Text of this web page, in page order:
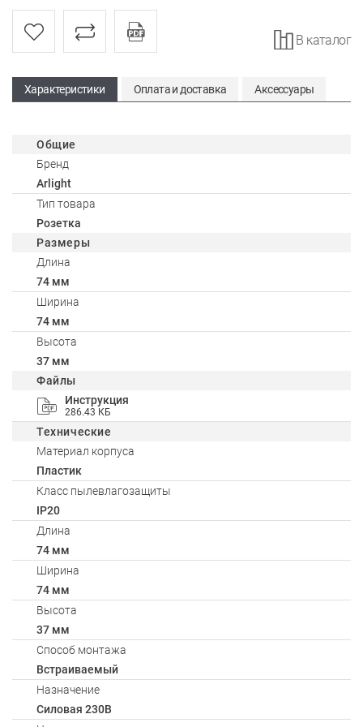
В каталог
Характеристики Оплата и доставка Аксессуары
Общие
Бренд
Arlight
Тип товара
Розетка
Размеры
Длина
74 мм
Ширина
74 мм
Высота
37 мм
Файлы
Инструкция
286.43 КБ
Технические
Материал корпуса
Пластик
Класс пылевлагозащиты
IP20
Длина
74 мм
Ширина
74 мм
Высота
37 мм
Способ монтажа
Встраиваемый
Назначение
Силовая 230В